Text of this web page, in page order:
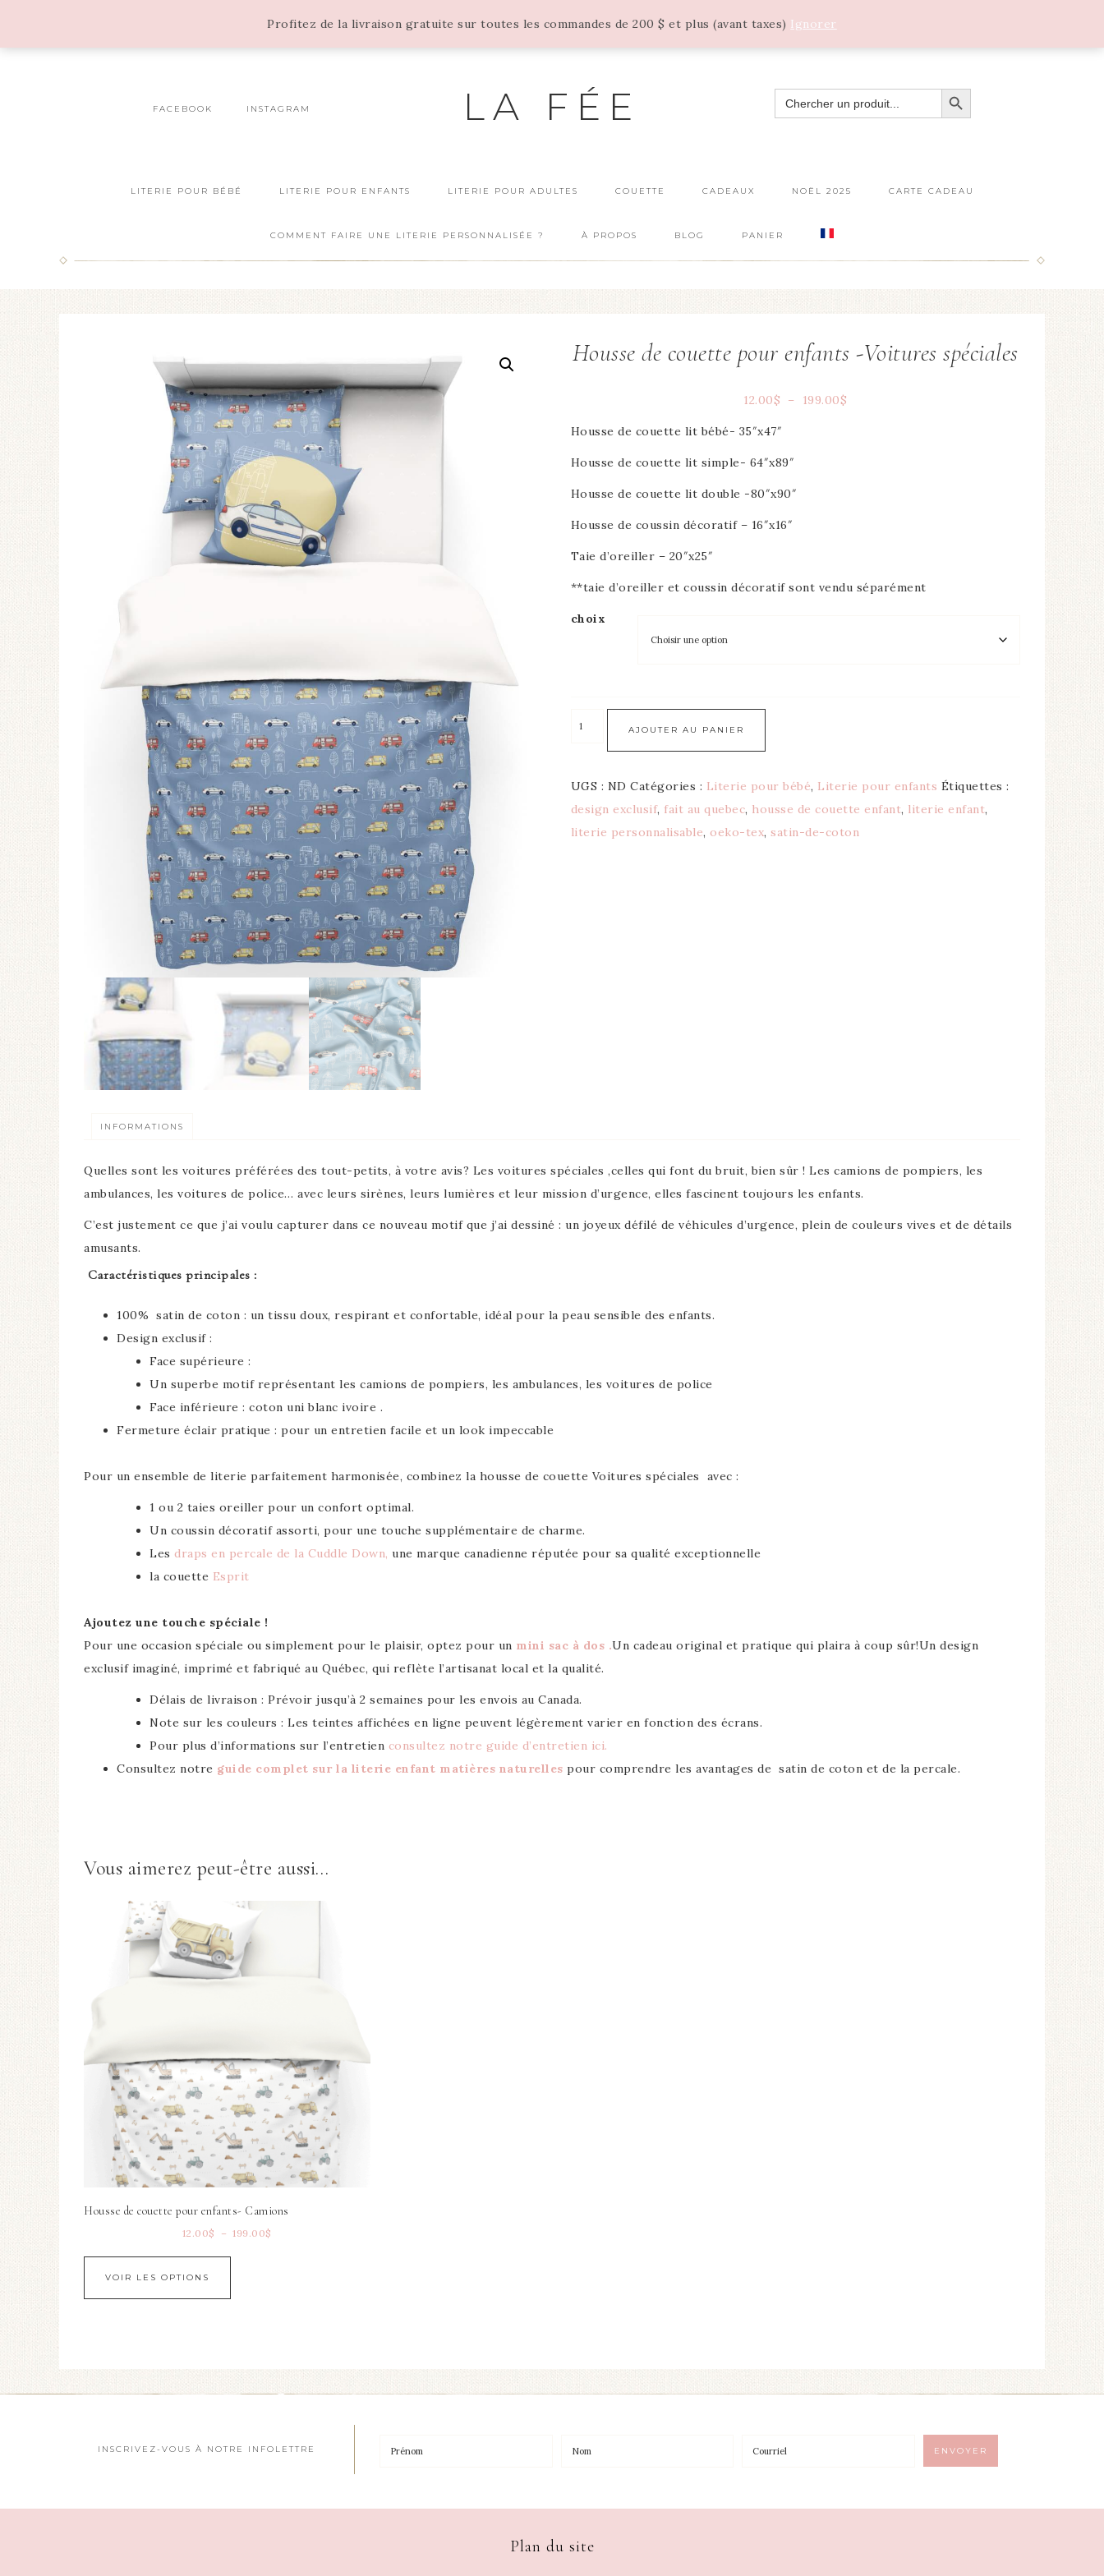
Profitez de la livraison gratuite sur toutes les commandes de 200 $ et plus (avant taxes) Ignorer
FACEBOOK INSTAGRAM
SEARCH
FOR:
SEARCH BUTTON
LA FÉE
LITERIE POUR BÉBÉ LITERIE POUR ENFANTS LITERIE POUR ADULTES COUETTE CADEAUX NOËL 2025 CARTE CADEAU
COMMENT FAIRE UNE LITERIE PERSONNALISÉE ? À PROPOS BLOG PANIER
Housse de couette pour enfants -Voitures spéciales
12.00$ – 199.00$
Housse de couette lit bébé- 35″x47″
Housse de couette lit simple- 64″x89″
Housse de couette lit double -80″x90″
Housse de coussin décoratif – 16″x16″
Taie d’oreiller – 20″x25″
**taie d’oreiller et coussin décoratif sont vendu séparément
choix
AJOUTER AU PANIER
UGS : ND Catégories : Literie pour bébé, Literie pour enfants Étiquettes :
design exclusif, fait au quebec, housse de couette enfant, literie enfant,
literie personnalisable, oeko-tex,satin-de-coton
INFORMATIONS
Quelles sont les voitures préférées des tout-petits, à votre avis? Les voitures spéciales ,celles qui font du bruit, bien sûr ! Les camions de pompiers, les
ambulances, les voitures de police… avec leurs sirènes, leurs lumières et leur mission d’urgence, elles fascinent toujours les enfants.
C’est justement ce que j’ai voulu capturer dans ce nouveau motif que j’ai dessiné : un joyeux défilé de véhicules d’urgence, plein de couleurs vives et de détails
amusants.
Caractéristiques principales :
100% satin de coton : un tissu doux, respirant et confortable, idéal pour la peau sensible des enfants.
Design exclusif :
Face supérieure :
Un superbe motif représentant les camions de pompiers, les ambulances, les voitures de police
Face inférieure : coton uni blanc ivoire .
Fermeture éclair pratique : pour un entretien facile et un look impeccable
Pour un ensemble de literie parfaitement harmonisée, combinez la housse de couette Voitures spéciales avec :
1 ou 2 taies oreiller pour un confort optimal.
Un coussin décoratif assorti, pour une touche supplémentaire de charme.
Les draps en percale de la Cuddle Down, une marque canadienne réputée pour sa qualité exceptionnelle
la couette Esprit
Ajoutez une touche spéciale !
Pour une occasion spéciale ou simplement pour le plaisir, optez pour un mini sac à dos .Un cadeau original et pratique qui plaira à coup sûr!Un design
exclusif imaginé, imprimé et fabriqué au Québec, qui reflète l’artisanat local et la qualité.
Délais de livraison : Prévoir jusqu’à 2 semaines pour les envois au Canada.
Note sur les couleurs : Les teintes affichées en ligne peuvent légèrement varier en fonction des écrans.
Pour plus d’informations sur l’entretien consultez notre guide d’entretien ici.
Consultez notre guide complet sur la literie enfant matières naturelles pour comprendre les avantages de satin de coton et de la percale.
Vous aimerez peut-être aussi…
Housse de couette pour enfants- Camions
12.00$ – 199.00$
VOIR LES OPTIONS
INSCRIVEZ-VOUS À NOTRE INFOLETTRE
Plan du site